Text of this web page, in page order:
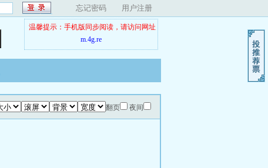
忘记密码 用户注册
温馨提示：手机版同步阅读，请访问网址
m.4g.re
翻页 夜间